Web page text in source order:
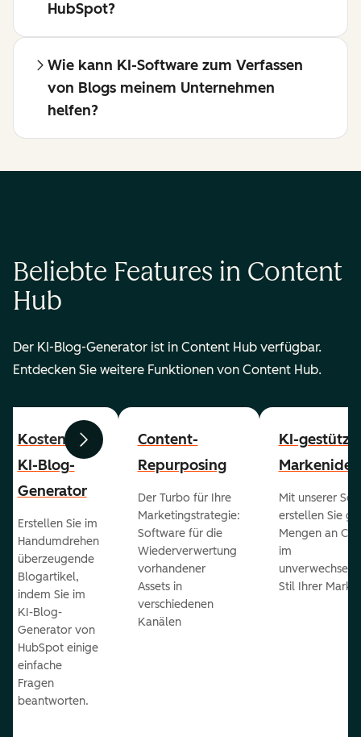
HubSpot?
Wie kann KI-Software zum Verfassen
von Blogs meinem Unternehmen
helfen?
Beliebte Features in Content
Hub
Der KI-Blog-Generator ist in Content Hub verfügbar.
Entdecken Sie weitere Funktionen von Content Hub.
ZurückWeiter
Kostenloser
KI-Blog-
Generator
Erstellen Sie im
Handumdrehen
überzeugende
Blogartikel,
indem Sie im
KI-Blog-
Generator von
HubSpot einige
einfache
Fragen
beantworten.
Content-
Repurposing
Der Turbo für Ihre
Marketingstrategie:
Software für die
Wiederverwertung
vorhandener
Assets in
verschiedenen
Kanälen
KI-
Mit unserer
erstellen Sie
Mengen an
im
Stil Ihrer Marke.